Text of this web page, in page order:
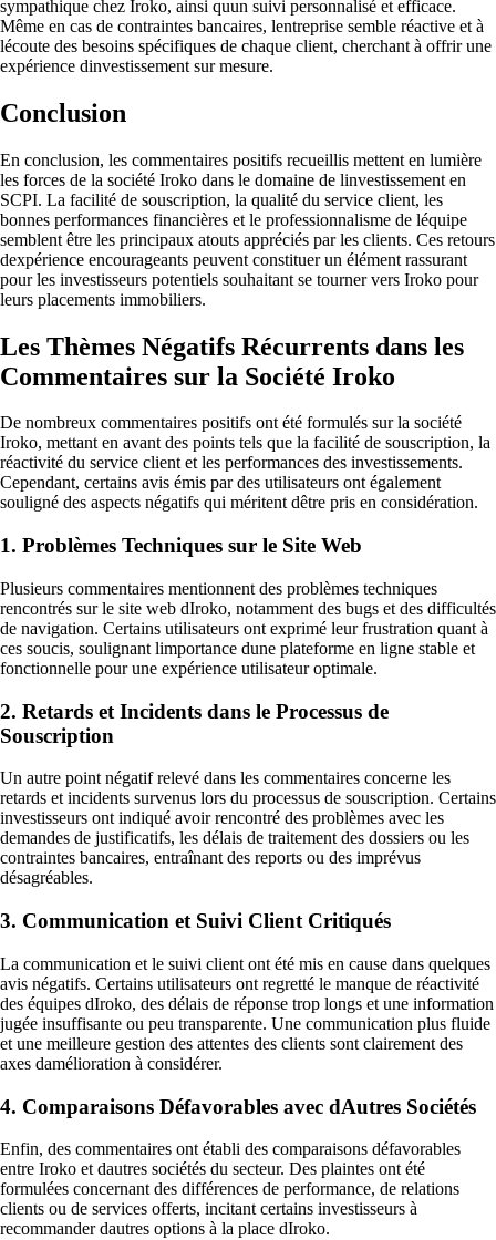
sympathique chez Iroko, ainsi quun suivi personnalisé et efficace.
Même en cas de contraintes bancaires, lentreprise semble réactive et à
lécoute des besoins spécifiques de chaque client, cherchant à offrir une
expérience dinvestissement sur mesure.
Conclusion
En conclusion, les commentaires positifs recueillis mettent en lumière
les forces de la société Iroko dans le domaine de linvestissement en
SCPI. La facilité de souscription, la qualité du service client, les
bonnes performances financières et le professionnalisme de léquipe
semblent être les principaux atouts appréciés par les clients. Ces retours
dexpérience encourageants peuvent constituer un élément rassurant
pour les investisseurs potentiels souhaitant se tourner vers Iroko pour
leurs placements immobiliers.
Les Thèmes Négatifs Récurrents dans les
Commentaires sur la Société Iroko
De nombreux commentaires positifs ont été formulés sur la société
Iroko, mettant en avant des points tels que la facilité de souscription, la
réactivité du service client et les performances des investissements.
Cependant, certains avis émis par des utilisateurs ont également
souligné des aspects négatifs qui méritent dêtre pris en considération.
1. Problèmes Techniques sur le Site Web
Plusieurs commentaires mentionnent des problèmes techniques
rencontrés sur le site web dIroko, notamment des bugs et des difficultés
de navigation. Certains utilisateurs ont exprimé leur frustration quant à
ces soucis, soulignant limportance dune plateforme en ligne stable et
fonctionnelle pour une expérience utilisateur optimale.
2. Retards et Incidents dans le Processus de
Souscription
Un autre point négatif relevé dans les commentaires concerne les
retards et incidents survenus lors du processus de souscription. Certains
investisseurs ont indiqué avoir rencontré des problèmes avec les
demandes de justificatifs, les délais de traitement des dossiers ou les
contraintes bancaires, entraînant des reports ou des imprévus
désagréables.
3. Communication et Suivi Client Critiqués
La communication et le suivi client ont été mis en cause dans quelques
avis négatifs. Certains utilisateurs ont regretté le manque de réactivité
des équipes dIroko, des délais de réponse trop longs et une information
jugée insuffisante ou peu transparente. Une communication plus fluide
et une meilleure gestion des attentes des clients sont clairement des
axes damélioration à considérer.
4. Comparaisons Défavorables avec dAutres Sociétés
Enfin, des commentaires ont établi des comparaisons défavorables
entre Iroko et dautres sociétés du secteur. Des plaintes ont été
formulées concernant des différences de performance, de relations
clients ou de services offerts, incitant certains investisseurs à
recommander dautres options à la place dIroko.